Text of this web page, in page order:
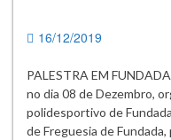
16/12/2019
PALESTRA EM
no dia 08 de Dezembro,
polidesportivo de
de Freguesia de